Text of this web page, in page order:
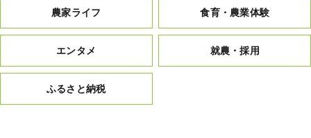
農家ライフ 食育・農業体験
エンタメ 就農・採用
ふるさと納税